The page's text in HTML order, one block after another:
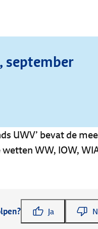
september
UWV’ bevat de
WW, IOW,
Ja